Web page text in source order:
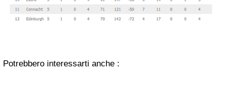
Potrebbero interessarti anche :